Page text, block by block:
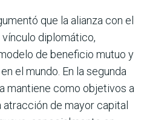
que la alianza con el
diplomático,
de beneficio mutuo y
el mundo. En la segunda
mantiene como objetivos a
de mayor capital